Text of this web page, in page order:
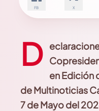
FB X
D
en Edición
de Multinoticias
7 de Mayo del